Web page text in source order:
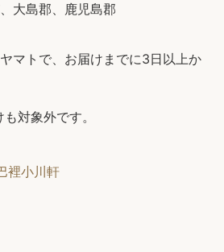
大島郡、鹿児島郡
マトで、お届けまでに3日以上か
対象外です。
裡小川軒